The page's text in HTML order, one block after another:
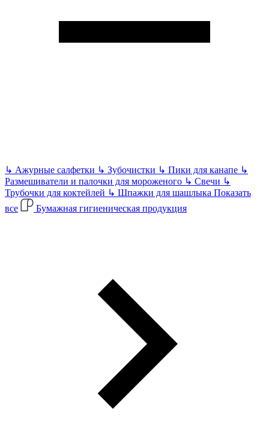
↳ Ажурные салфетки ↳ Зубочистки ↳ Пики для канапе ↳
Размешиватели и палочки для мороженого ↳ Свечи ↳
Трубочки для коктейлей ↳ Шпажки для шашлыка Показать
все
Бумажная гигиеническая продукция